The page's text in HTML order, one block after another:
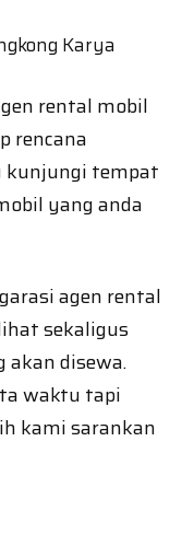
Karya
rental mobil
rencana
kunjungi tempat
yang anda
agen rental
sekaligus
disewa.
waktu tapi
kami sarankan